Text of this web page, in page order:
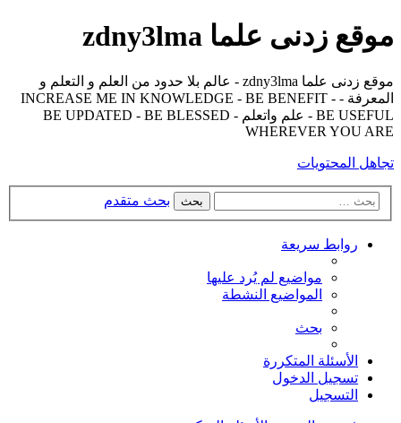
موقع زدنى علما zdny3lma
موقع زدنى علما zdny3lma - عالم بلا حدود من العلم و التعلم و
المعرفة - INCREASE ME IN KNOWLEDGE - BE BENEFIT -
BE USEFUL - علم واتعلم - BE UPDATED - BE BLESSED
WHEREVER YOU ARE
تجاهل المحتويات
بحث بحث متقدم
روابط سريعة
مواضيع لم يُرد عليها
المواضيع النشطة
بحث
الأسئلة المتكررة
تسجيل الدخول
التسجيل